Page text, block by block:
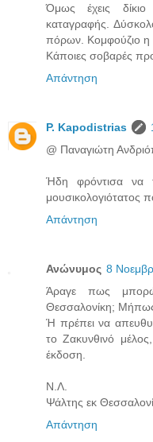
Όμως έχεις
καταγραφής.
πόρων. Κομφούζιο η
Κάποιες σοβαρές
Απάντηση
P. Kapodistrias
@ Παναγιώτη
Ήδη φρόντισα να
μουσικολογιότατος
Απάντηση
Ανώνυμος 8
Άραγε πως
Θεσσαλονίκη; Μήπως
Ή πρέπει να
το Ζακυνθινό
έκδοση.
Ν.Λ.
Ψάλτης εκ
Απάντηση